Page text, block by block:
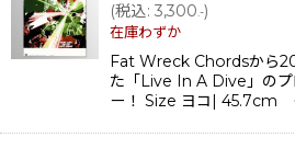
(税込: 3,300.-)
在庫わずか
Fat Wreck Chordsから
た「Live In A Dive」のプ
ー！ Size ヨコ| 45.7cm